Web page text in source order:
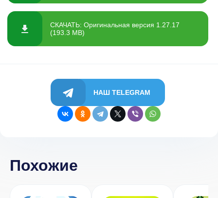
СКАЧАТЬ: Оригинальная версия 1.27.17
(193.3 MB)
НАШ TELEGRAM
Похожие